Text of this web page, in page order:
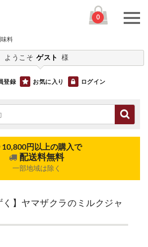
味料
0
ようこそ ゲスト 様
登録 お気に入り ログイン
10,800円以上の購入で
配送料無料
一部地域は除く
く】ヤマザクラのミルクジャ